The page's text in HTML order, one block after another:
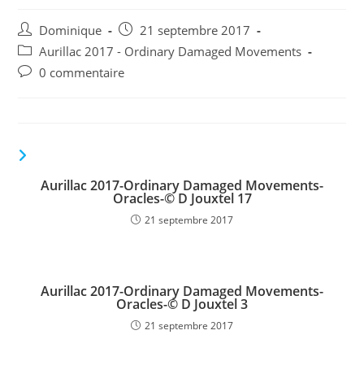
Auteur/autrice
de
la
publication :
Dominique
Publication
publiée :
21 septembre 2017
Post
category:
Aurillac 2017 - Ordinary Damaged Movements
Commentaires
0 commentaire
Aurillac 2017-Ordinary Damaged Movements-
Oracles-© D Jouxtel 17
21 septembre 2017
Aurillac 2017-Ordinary Damaged Movements-
Oracles-© D Jouxtel 3
21 septembre 2017